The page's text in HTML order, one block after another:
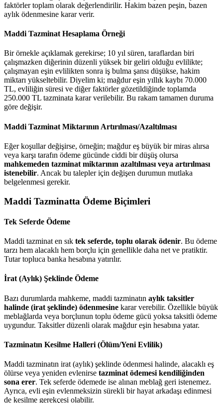
faktörler toplam olarak değerlendirilir. Hakim bazen peşin, bazen
aylık ödenmesine karar verir.
Maddi Tazminat Hesaplama Örneği
Bir örnekle açıklamak gerekirse; 10 yıl süren, taraflardan biri
çalışmazken diğerinin düzenli yüksek bir geliri olduğu evlilikte;
çalışmayan eşin evlilikten sonra iş bulma şansı düşükse, hakim
miktarı yükseltebilir. Diyelim ki; mağdur eşin yıllık kaybı 70.000
TL, evliliğin süresi ve diğer faktörler gözetildiğinde toplamda
250.000 TL tazminata karar verilebilir. Bu rakam tamamen duruma
göre değişir.
Maddi Tazminat Miktarının Artırılması/Azaltılması
Eğer koşullar değişirse, örneğin; mağdur eş büyük bir miras alırsa
veya karşı tarafın ödeme gücünde ciddi bir düşüş olursa
mahkemeden tazminat miktarının azaltılması veya artırılması
istenebilir. Ancak bu talepler için değişen durumun mutlaka
belgelenmesi gerekir.
Maddi Tazminatta Ödeme Biçimleri
Tek Seferde Ödeme
Maddi tazminat en sık tek seferde, toplu olarak ödenir. Bu ödeme
tarzı hem alacaklı hem borçlu için genellikle daha net ve pratiktir.
Tutar topluca banka hesabına yatırılır.
İrat (Aylık) Şeklinde Ödeme
Bazı durumlarda mahkeme, maddi tazminatın aylık taksitler
halinde (irat şeklinde) ödenmesine karar verebilir. Özellikle büyük
meblağlarda veya borçlunun toplu ödeme gücü yoksa taksitli ödeme
uygundur. Taksitler düzenli olarak mağdur eşin hesabına yatar.
Tazminatın Kesilme Halleri (Ölüm/Yeni Evlilik)
Maddi tazminatın irat (aylık) şeklinde ödenmesi halinde, alacaklı eş
ölürse veya yeniden evlenirse tazminat ödemesi kendiliğinden
sona erer. Tek seferde ödemede ise alınan meblağ geri istenemez.
Ayrıca, evli eşin evlenmeksizin sürekli bir hayat arkadaşı edinmesi
de kesilme gerekçesi olabilir.